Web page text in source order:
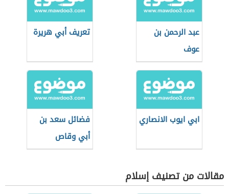
عبد الرحمن بن
عوف
تعريف أبي هريرة
ابي ايوب الانصاري
فضائل سعد بن
أبي وقاص
مقالات من تصنيف إسلام